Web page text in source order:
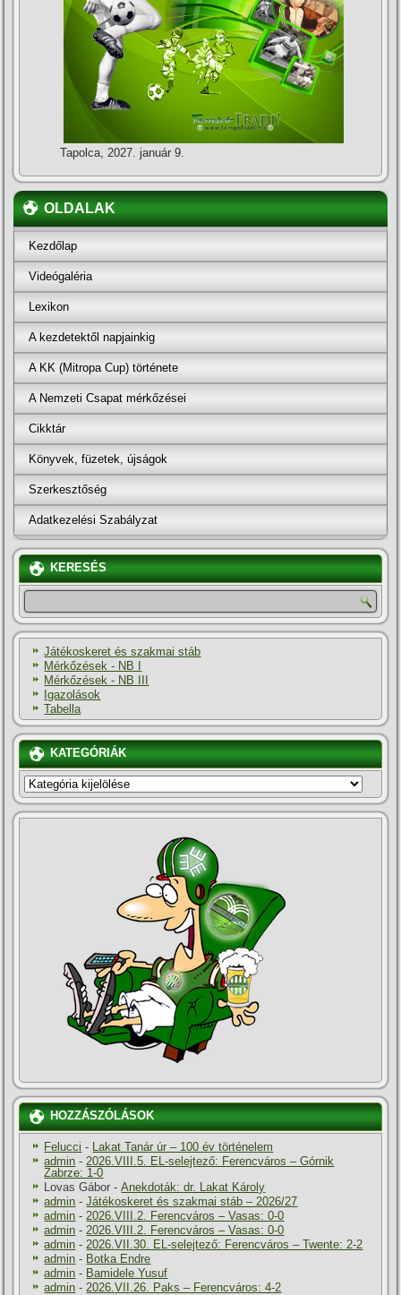
Tapolca, 2027. január 9.
OLDALAK
Kezdőlap
Videógaléria
Lexikon
A kezdetektől napjainkig
A KK (Mitropa Cup) története
A Nemzeti Csapat mérkőzései
Cikktár
Könyvek, füzetek, újságok
Szerkesztőség
Adatkezelési Szabályzat
KERESÉS
Játékoskeret és szakmai stáb
Mérkőzések - NB I
Mérkőzések - NB III
Igazolások
Tabella
KATEGÓRIÁK
KATEGÓRIÁK
HOZZÁSZÓLÁSOK
Felucci -
Lakat Tanár úr – 100 év történelem
admin - 2026.VIII.5. EL-selejtező: Ferencváros – Górnik
Zabrze: 1-0
Lovas Gábor -Anekdoták: dr. Lakat Károly
admin -Játékoskeret és szakmai stáb – 2026/27
admin - 2026.VIII.2. Ferencváros – Vasas: 0-0
admin - 2026.VIII.2. Ferencváros – Vasas: 0-0
admin - 2026.VII.30. EL-selejtező: Ferencváros – Twente: 2-2
admin - Botka Endre
admin - Bamidele Yusuf
admin - 2026.VII.26. Paks – Ferencváros: 4-2